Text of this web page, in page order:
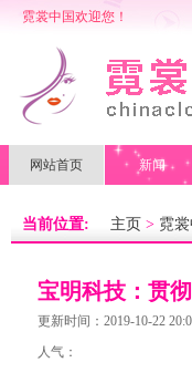
霓裳中国欢迎您！
网站首页 新闻
当前位置: 主页 > 霓裳
宝明科技：贯
实可持续发展基
更新时间：2019-10-22
人气：